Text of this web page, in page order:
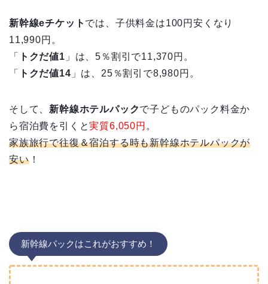
新幹線eチケット では、子供料金は100円安くなり
11,990円。
「
トクだ値1 」は、5％割引で11,370円。
「
トクだ値14 」は、25％割引で8,980円。
そして、 新幹線ホテルパックで子どものパック料金か
ら宿泊費を引くと実質6,050円 。
家族旅行で往復＆宿泊する時も新幹線ホテルパックが
安い！
新幹線パックはこれがおすすめ！